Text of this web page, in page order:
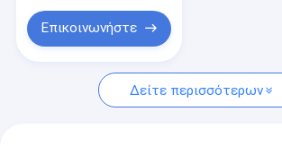
τις κλίμακες
Επικοινωνήστε
Δείτε περισσότερων